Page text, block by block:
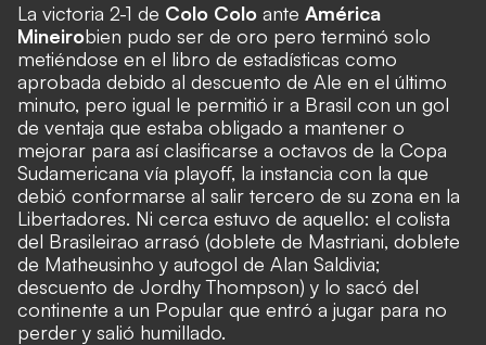
La victoria 2-1 de Colo Colo ante América
Mineirobien pudo ser de oro pero terminó solo
metiéndose en el libro de estadísticas como
aprobada debido al descuento de Ale en el último
minuto, pero igual le permitió ir a Brasil con un gol
de ventaja que estaba obligado a mantener o
mejorar para así clasificarse a octavos de la Copa
Sudamericana vía playoff, la instancia con la que
debió conformarse al salir tercero de su zona en la
Libertadores. Ni cerca estuvo de aquello: el colista
del Brasileirao arrasó (doblete de Mastriani, doblete
de Matheusinho y autogol de Alan Saldivia;
descuento de Jordhy Thompson) y lo sacó del
continente a un Popular que entró a jugar para no
perder y salió humillado.